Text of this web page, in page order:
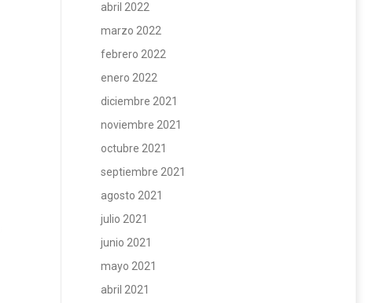
abril 2022
marzo 2022
febrero 2022
enero 2022
diciembre 2021
noviembre 2021
octubre 2021
septiembre 2021
agosto 2021
julio 2021
junio 2021
mayo 2021
abril 2021